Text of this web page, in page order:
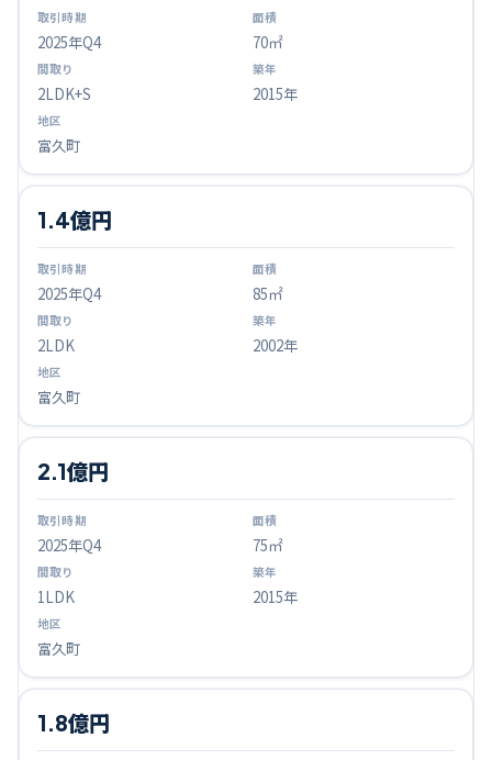
2025年Q4 70㎡
2LDK+S 2015年
富久町
2025年Q4
1.4億円
85㎡
2LDK 2002年
富久町
2025年Q4
2.1億円
75㎡
1LDK 2015年
富久町
1.8億円